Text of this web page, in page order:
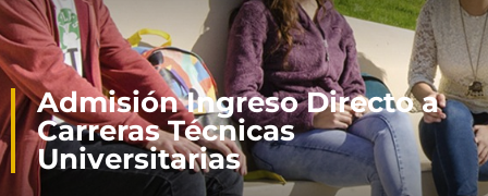
Admisión Ingreso Directo a
Carreras Técnicas
Universitarias